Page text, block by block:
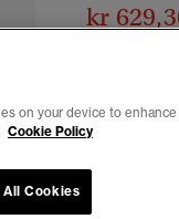
kr
on your device to
Cookie Policy
Cookies